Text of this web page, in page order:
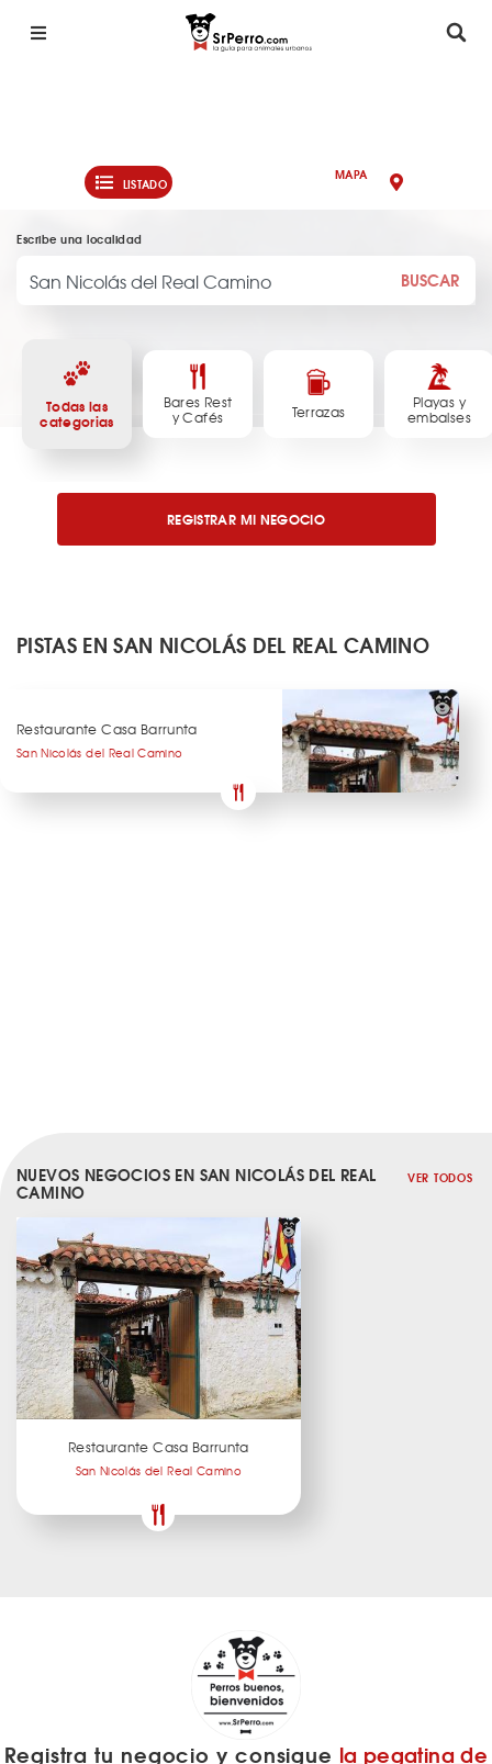
LISTADO
MAPA
Escribe una localidad
BUSCAR
Todas las
categorias
Bares Rest
y Cafés Terrazas Playas y
embalses
REGISTRAR MI NEGOCIO
PISTAS EN SAN NICOLÁS DEL REAL CAMINO
Restaurante Casa Barrunta
San Nicolás del Real Camino
NUEVOS NEGOCIOS EN SAN NICOLÁS DEL REAL
CAMINO
VER TODOS
Restaurante Casa Barrunta
San Nicolás del Real Camino
Registra tu negocio y consigue la pegatina de